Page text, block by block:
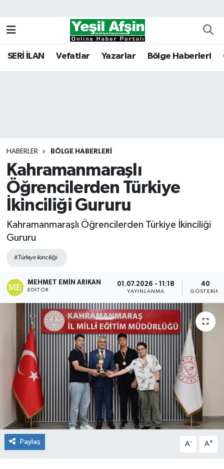
SERİ İLAN Vefatlar Yazarlar Bölge Haberleri
HABERLER BÖLGE HABERLERI
Kahramanmaraşlı
Öğrencilerden Türkiye
İkinciliği Gururu
Kahramanmaraşlı Öğrencilerden Türkiye İkinciliği
Gururu
#Türkiye ikinciliği
MEHMET EMIN ARIKAN
EDITÖR
01.07.2026 - 11:18
YAYINLANMA
40
GÖSTERIM
Paylaş A- A+
Kahramanmaraş Nöbetçi Eczaneler
Tüm Manşetler
Son Dakika Haberleri